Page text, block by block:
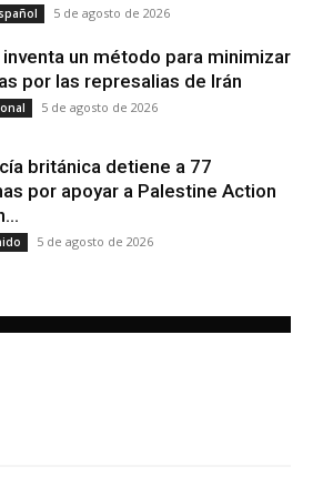
5 de agosto de 2026
inventa un método para minimizar
por las represalias de Irán
5 de agosto de 2026
británica detiene a 77
por apoyar a Palestine Action
5 de agosto de 2026